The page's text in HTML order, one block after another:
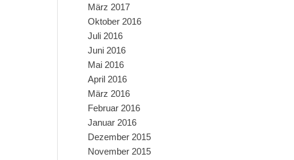
März 2017
Oktober 2016
Juli 2016
Juni 2016
Mai 2016
April 2016
März 2016
Februar 2016
Januar 2016
Dezember 2015
November 2015